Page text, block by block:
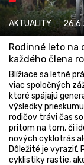
AKTUALITY
Rodinné leto na
každého člena
Blížiace sa letné
viac spoločných
ktoré spájajú
výsledky
rodičov trávi čas
pritom na tom, či
nových cyklotrás
Dôležité je vyraziť.
cyklistiky rastie,